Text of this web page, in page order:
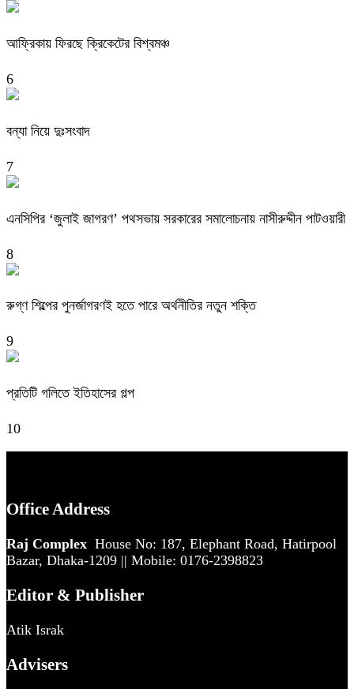
আফ্রিকায় ফিরছে ক্রিকেটের বিশ্বমঞ্চ
6
বন্যা নিয়ে দুঃসংবাদ
7
এনসিপির ‘জুলাই জাগরণ’ পথসভায় সরকারের সমালোচনায় নাসীরুদ্দীন পাটওয়ারী
8
রুগ্ণ শিল্পের পুনর্জাগরণই হতে পারে অর্থনীতির নতুন শক্তি
9
প্রতিটি গলিতে ইতিহাসের গল্প
10
Office Address
Raj Complex House No: 187, Elephant Road, Hatirpool
Bazar, Dhaka-1209 || Mobile: 0176-2398823
Editor & Publisher
Atik Israk
Advisers